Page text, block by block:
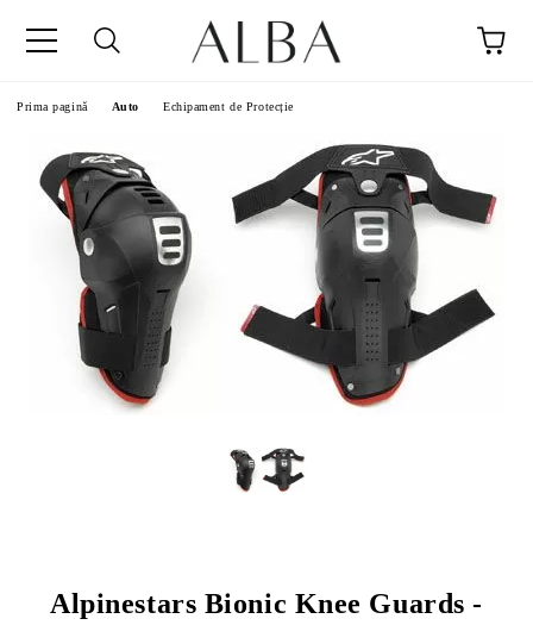
Prima pagină Auto Echipament de Protecție
Alpinestars Bionic Knee Guards -